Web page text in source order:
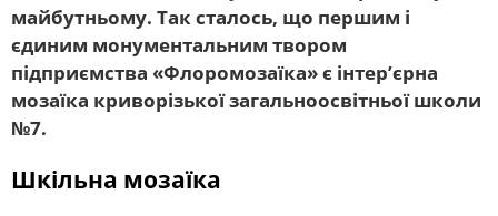
майбутньому. Так сталось, що першим і
єдиним монументальним твором
підприємства «Флоромозаїка» є інтер’єрна
мозаїка криворізької загальноосвітньої школи
№7.
Шкільна мозаїка